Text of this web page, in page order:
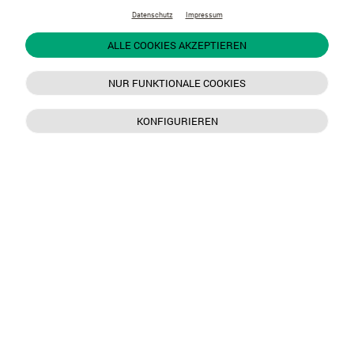
Datenschutz Impressum
ALLE COOKIES AKZEPTIEREN
NUR FUNKTIONALE COOKIES
KONFIGURIEREN